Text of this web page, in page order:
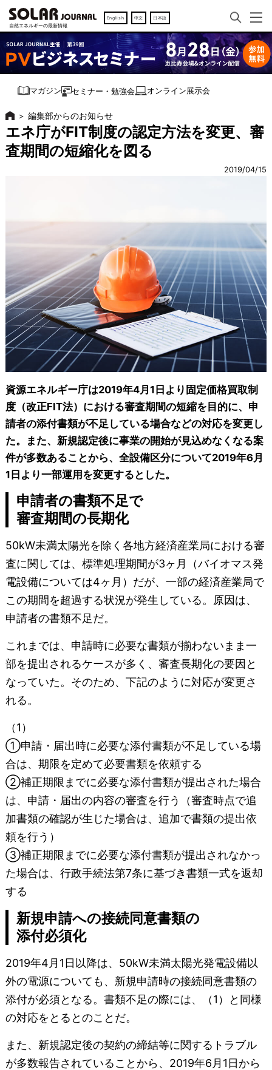
English 中文 日本語
マガジン セミナー・勉強会 オンライン展示会
＞ 編集部からのお知らせ
エネ庁がFIT制度の認定方法を変更、審
査期間の短縮化を図る
2019/04/15
資源エネルギー庁は2019年4月1日より固定価格買取制
度（改正FIT法）における審査期間の短縮を目的に、申
請者の添付書類が不足している場合などの対応を変更し
た。また、新規認定後に事業の開始が見込めなくなる案
件が多数あることから、全設備区分について2019年6月
1日より一部運用を変更するとした。
申請者の書類不足で
審査期間の長期化
50kW未満太陽光を除く各地方経済産業局における審
査に関しては、標準処理期間が3ヶ月（バイオマス発
電設備については4ヶ月）だが、一部の経済産業局で
この期間を超過する状況が発生している。原因は、
申請者の書類不足だ。
これまでは、申請時に必要な書類が揃わないまま一
部を提出されるケースが多く、審査長期化の要因と
なっていた。そのため、下記のように対応が変更さ
れる。
（1）
①申請・届出時に必要な添付書類が不足している場
合は、期限を定めて必要書類を依頼する
②補正期限までに必要な添付書類が提出された場合
は、申請・届出の内容の審査を行う（審査時点で追
加書類の確認が生じた場合は、追加で書類の提出依
頼を行う）
③補正期限までに必要な添付書類が提出されなかっ
た場合は、行政手続法第7条に基づき書類一式を返却
する
新規申請への接続同意書類の
添付必須化
2019年4月1日以降は、50kW未満太陽光発電設備以
外の電源についても、新規申請時の接続同意書類の
添付が必須となる。書類不足の際には、（1）と同様
の対応をとるとのことだ。
また、新規認定後の契約の締結等に関するトラブル
が多数報告されていることから、2019年6月1日から